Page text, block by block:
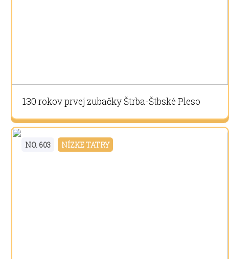
130 rokov prvej zubačky Štrba-Štbské Pleso
NO. 603 NÍZKE TATRY